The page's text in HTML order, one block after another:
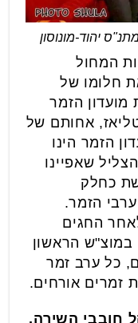
יהוד-מונוסון
המחול
חלומו של
הזמר
אחותם של
הזמר הינו
שאפיינו
כחלק
הזמר.
החגים
במוצ"ש הראשון
כל ערב זמר
זמרים אורחים.
חובבי השירה,